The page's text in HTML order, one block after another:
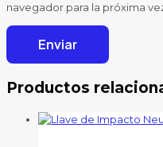
navegador para la próxima
Productos